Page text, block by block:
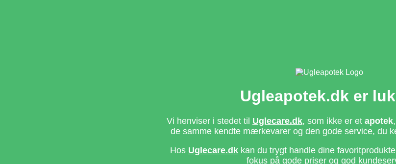
Ugleapotek.dk er
Vi henviser i stedet til Uglecare.dk, som ikke er et apotek
de samme kendte mærkevarer og den gode service, du
Hos Uglecare.dkkan du trygt handle dine
fokus på gode priser og god